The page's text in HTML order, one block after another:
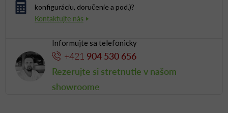
konfiguráciu, doručenie a pod.)?
Informujte sa telefonicky
+421 904 530 656
Rezerujte si stretnutie v našom
showroome